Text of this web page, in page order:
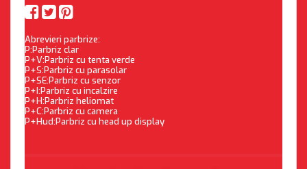
Abrevieri parbrize:
P:Parbriz clar
P+V:Parbriz cu tenta verde
P+S:Parbriz cu parasolar
P+SE:Parbriz cu senzor
P+I:Parbriz cu incalzire
P+H:Parbriz heliomat
P+C:Parbriz cu camera
P+Hud:Parbriz cu head up display